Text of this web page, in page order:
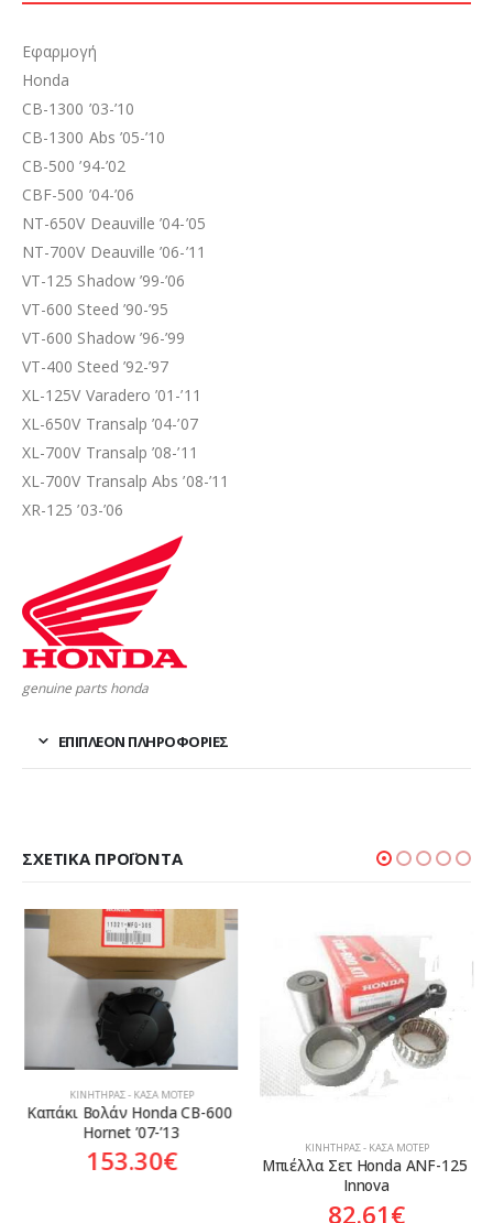
Εφαρμογή
Honda
CB-1300 ’03-’10
CB-1300 Abs ’05-’10
CB-500 ’94-’02
CBF-500 ’04-’06
NT-650V Deauville ’04-’05
NT-700V Deauville ’06-’11
VT-125 Shadow ’99-’06
VT-600 Steed ’90-’95
VT-600 Shadow ’96-’99
VT-400 Steed ’92-’97
XL-125V Varadero ’01-’11
XL-650V Transalp ’04-’07
XL-700V Transalp ’08-’11
XL-700V Transalp Abs ’08-’11
XR-125 ’03-’06
genuine parts honda
ΕΠΙΠΛΈΟΝ ΠΛΗΡΟΦΟΡΊΕΣ
ΣΧΕΤΙΚΆ ΠΡΟΪΌΝΤΑ
ΚΙΝΗΤΉΡΑΣ - ΚΆΣΑ ΜΟΤΈΡ
Καπάκι Βολάν Honda CB-600
Hornet ’07-’13
153.30€ ΚΙΝΗΤΉΡΑΣ - ΚΆΣΑ ΜΟΤΈΡ
Μπιέλλα Σετ Honda ANF-125
Innova
82.61€